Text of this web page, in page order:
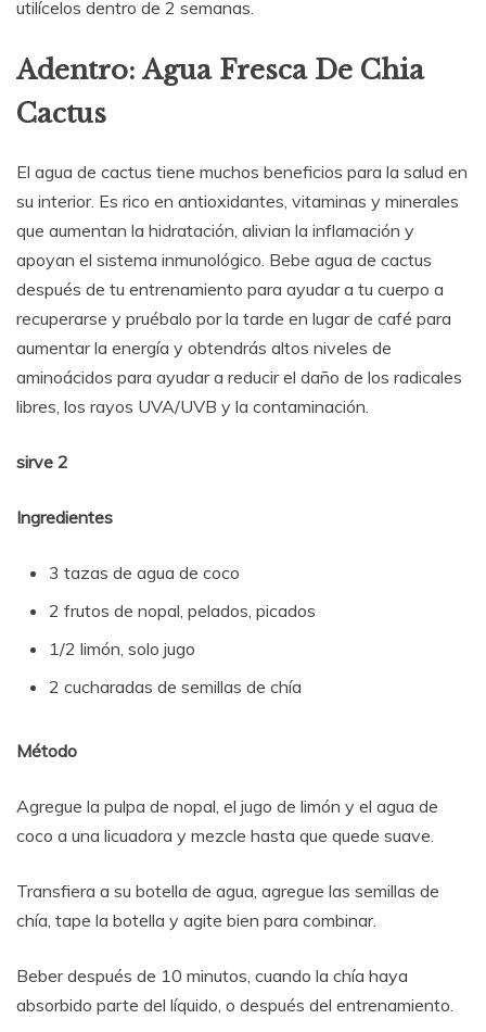
utilícelos dentro de 2 semanas.
Adentro: Agua Fresca De Chia
Cactus
El agua de cactus tiene muchos beneficios para la salud en
su interior. Es rico en antioxidantes, vitaminas y minerales
que aumentan la hidratación, alivian la inflamación y
apoyan el sistema inmunológico. Bebe agua de cactus
después de tu entrenamiento para ayudar a tu cuerpo a
recuperarse y pruébalo por la tarde en lugar de café para
aumentar la energía y obtendrás altos niveles de
aminoácidos para ayudar a reducir el daño de los radicales
libres, los rayos UVA/UVB y la contaminación.
sirve 2
Ingredientes
3 tazas de agua de coco
2 frutos de nopal, pelados, picados
1/2 limón, solo jugo
2 cucharadas de semillas de chía
Método
Agregue la pulpa de nopal, el jugo de limón y el agua de
coco a una licuadora y mezcle hasta que quede suave.
Transfiera a su botella de agua, agregue las semillas de
chía, tape la botella y agite bien para combinar.
Beber después de 10 minutos, cuando la chía haya
absorbido parte del líquido, o después del entrenamiento.